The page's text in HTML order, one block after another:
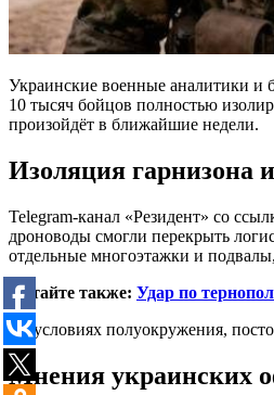
Украинские военные аналитики и
10 тысяч бойцов полностью
произойдёт в ближайшие недели.
Изоляция гарнизона
Telegram-канал «Резидент» со
дроноводы смогли перекрыть
отдельные многоэтажки и
Читайте также: Удар по
«В условиях полуокружения,
Мнения украинских